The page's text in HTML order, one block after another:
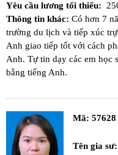
Yêu cầu lương tối thiểu:
Thông tin khác: Có hơn 7
trường du lịch và tiếp xúc
Anh giao tiếp tốt với cách
Anh. Tự tin dạy các em học
bằng tiếng Anh.
Mã: 57628
Tên gia sư: